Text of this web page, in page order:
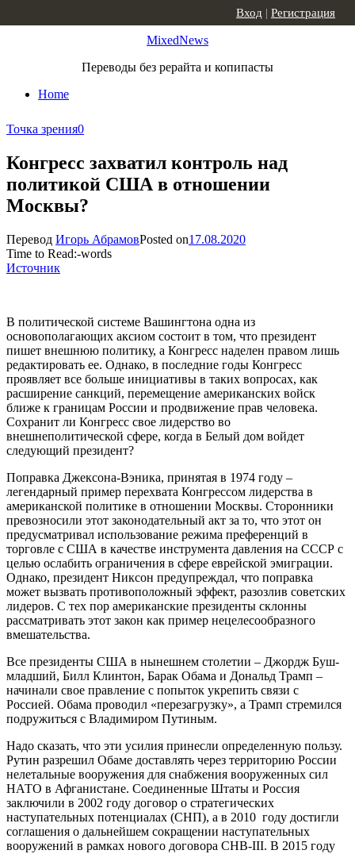
MixedNews
Переводы без рерайта и копипасты
Home
Вход | Регистрация
Точка зрения0
Конгресс захватил контроль над
политикой США в отношении
Москвы?
Перевод Игорь АбрамовPosted on17.08.2020
Time to Read:-words
Источник
В политической системе Вашингтона одна из
основополагающих аксиом состоит в том, что президент
пишет внешнюю политику, а Конгресс наделен правом лишь
редактировать ее. Однако, в последние годы Конгресс
проявляет все больше инициативы в таких вопросах, как
расширение санкций, перемещение американских войск
ближе к границам России и продвижение прав человека.
Сохранит ли Конгресс свое лидерство во
внешнеполитической сфере, когда в Белый дом войдет
следующий президент?
Поправка Джексона-Вэника, принятая в 1974 году –
легендарный пример перехвата Конгрессом лидерства в
американской политике в отношении Москвы. Сторонники
превозносили этот законодательный акт за то, что этот он
предусматривал использование режима преференций в
торговле с США в качестве инструмента давления на СССР с
целью ослабить ограничения в сфере еврейской эмиграции.
Однако, президент Никсон предупреждал, что поправка
может вызвать противоположный эффект, разозлив советских
лидеров. С тех пор американские президенты склонны
рассматривать этот закон как пример нецелесообразного
вмешательства.
Все президенты США в нынешнем столетии – Джордж Буш-
младший, Билл Клинтон, Барак Обама и Дональд Трамп –
начинали свое правление с попыток укрепить связи с
Россией. Обама проводил «перезагрузку», а Трамп стремился
подружиться с Владимиром Путиным.
Надо сказать, что эти усилия принесли определенную пользу.
Рутин разрешил Обаме доставлять через территорию России
нелетальные вооружения для снабжения вооруженных сил
НАТО в Афганистане. Соединенные Штаты и Россия
заключили в 2002 году договор о стратегических
наступательных потенциалах (СНП), а в 2010 году достигли
соглашения о дальнейшем сокращении наступательных
вооружений в рамках нового договора СНВ-III. В 2015 году